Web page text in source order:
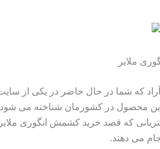
ملایر
که شما در حال حاضر در یکی از
این محصول در کشورمان شناخته می‌
که قصد خرید کشمش انگوری
می‌ دهند.